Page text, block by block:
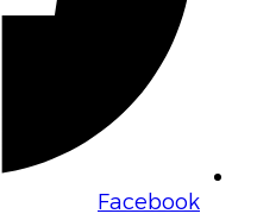
Facebook